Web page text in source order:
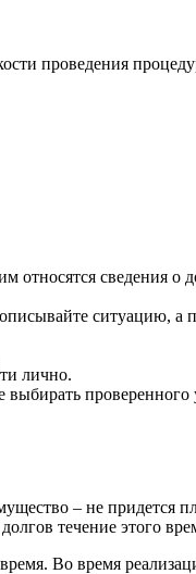
проведения
относятся сведения о
ситуацию, а
лично.
выбирать
– не придется
течение этого
Во время